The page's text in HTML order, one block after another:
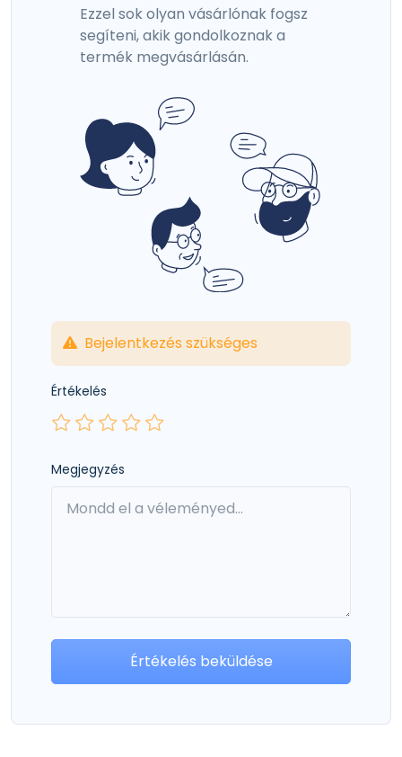
Ezzel sok olyan vásárlónak fogsz
segíteni, akik gondolkoznak a
termék megvásárlásán.
Bejelentkezés szükséges
Értékelés
Megjegyzés
Értékelés beküldése